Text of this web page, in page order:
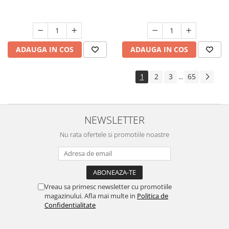
ADAUGA IN COS ADAUGA IN COS
1 2 3 ... 65
NEWSLETTER
Nu rata ofertele si promotiile noastre
Vreau sa primesc newsletter cu promotiile
magazinului. Afla mai multe in Politica de
Confidentialitate